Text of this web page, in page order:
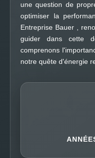
une question de
optimiser la
Entreprise Bauer ,
guider dans cette
comprenons
notre quête d'énergie